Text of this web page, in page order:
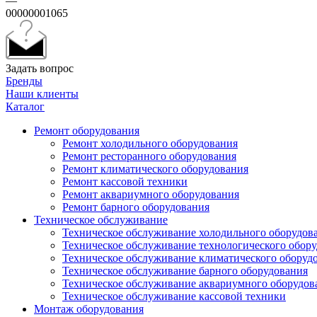
00000001065
Задать вопрос
Бренды
Наши клиенты
Каталог
Ремонт оборудования
Ремонт холодильного оборудования
Ремонт ресторанного оборудования
Ремонт климатического оборудования
Ремонт кассовой техники
Ремонт аквариумного оборудования
Ремонт барного оборудования
Техническое обслуживание
Техническое обслуживание холодильного
Техническое обслуживание технологического
Техническое обслуживание климатического
Техническое обслуживание барного оборудования
Техническое обслуживание аквариумного
Техническое обслуживание кассовой техники
Монтаж оборудования